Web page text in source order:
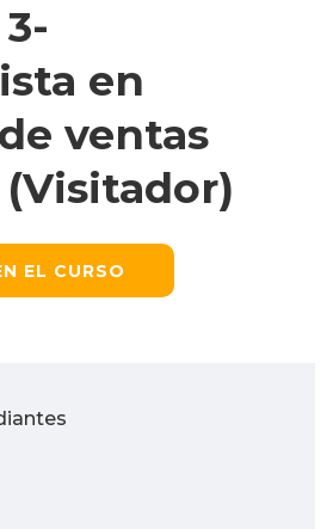
en
ventas
EL CURSO